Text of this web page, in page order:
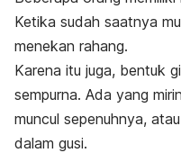
Ketika sudah saatnya
menekan rahang.
Karena itu juga, bentuk
sempurna. Ada yang
muncul sepenuhnya,
dalam gusi.